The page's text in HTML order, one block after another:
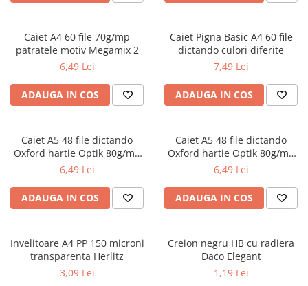
Ascutițori
Mine și rezerve
Cretă școlară și creativă
Coperți caiete si cărți
Carnete pentru elevi
Lupe și articole educative
Foarfece școlare
Globuri pământești
Cutii sandwich și caserole
Termosuri
Pahare și sticle pentru scoală
Cutii pentru depozitare
Caiet A4 60 file 70g/mp
patratele motiv Megamix 2
6,49 Lei
ADAUGA IN COS
Caiet Pigna Basic A4 60 file
dictando culori diferite
7,49 Lei
ADAUGA IN COS
Caiet A5 48 file dictando
Oxford hartie Optik 80g/mp
motiv Touch Trend
6,49 Lei
ADAUGA IN COS
Caiet A5 48 file dictando
Oxford hartie Optik 80g/mp
diverse culori
6,49 Lei
ADAUGA IN COS
Invelitoare A4 PP 150 microni
transparenta Herlitz
3,09 Lei
Creion negru HB cu radiera
Daco Elegant
1,19 Lei